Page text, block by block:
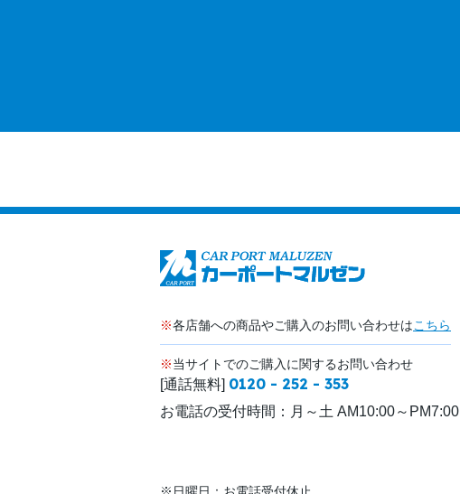
※各店舗への商品やご購入のお問い合わせはこちら
※当サイトでのご購入に関するお問い合わせ
[通話無料] 0120 - 252 - 353
お電話の受付時間： 月～土 AM10:00～PM7:00